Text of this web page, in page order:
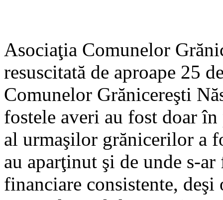
Asociaţia Comunelor
resuscitată de aproape 25
Comunelor Grănicereşti
fostele averi au fost doar
al urmaşilor grănicerilor a
au aparţinut şi de unde s-
financiare consistente, deşi